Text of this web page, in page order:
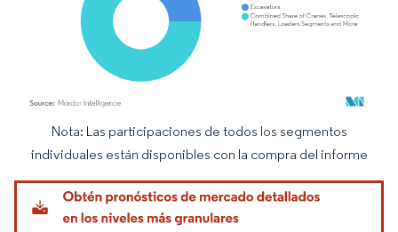
Imagen © Mordor Intelligence. El uso requiere atribución según CC BY 4.0.
Nota: Las participaciones de todos los segmentos
individuales están disponibles con la compra del informe